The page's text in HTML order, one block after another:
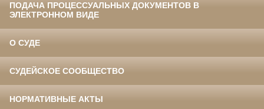
ПОДАЧА ПРОЦЕССУАЛЬНЫХ ДОКУМЕНТОВ В
ЭЛЕКТРОННОМ ВИДЕ
О СУДЕ
СУДЕЙСКОЕ СООБЩЕСТВО
НОРМАТИВНЫЕ АКТЫ